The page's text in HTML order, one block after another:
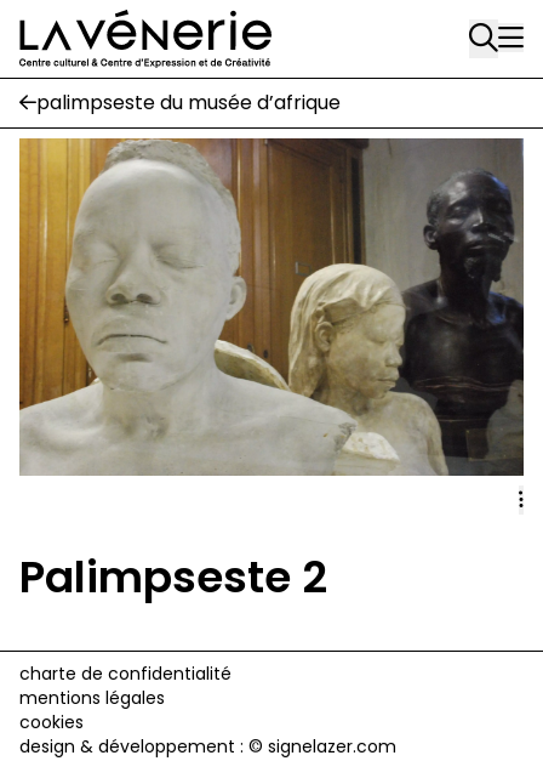
Aller au contenu principal
Rue Gratès, 3
1170 Watermael-Boitsfort
02 663 85 50
Écuries
Place Gilson, 3
1170 Watermael-Boitsfort
02 663 85 50
suivez-nous
Journal Vénerie
- version papier
Newsletter
palimpseste du musée d’afrique
Palimpseste 2
charte de confidentialité
mentions légales
cookies
design & développement : © signelazer.com